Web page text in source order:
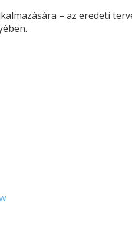
– az eredeti